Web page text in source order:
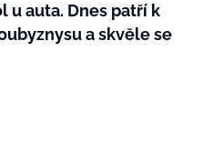
u auta. Dnes patří k
a skvěle se